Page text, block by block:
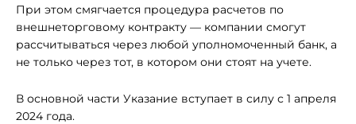
При этом смягчается процедура расчетов по
внешнеторговому контракту — компании смогут
рассчитываться через любой уполномоченный банк, а
не только через тот, в котором они стоят на учете.
В основной части Указание вступает в силу с 1 апреля
2024 года.